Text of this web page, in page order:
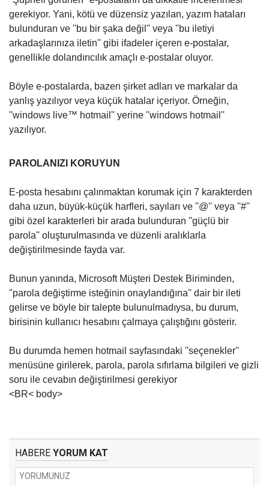
gerekiyor. Yani, kötü ve düzensiz yazılan, yazım hataları
bulunduran ve ''bu bir şaka değil'' veya ''bu iletiyi
arkadaşlarınıza iletin'' gibi ifadeler içeren e-postalar,
genellikle dolandırıcılık amaçlı e-postalar oluyor.
Böyle e-postalarda, bazen şirket adları ve markalar da
yanlış yazılıyor veya küçük hatalar içeriyor. Örneğin,
''windows live™ hotmail'' yerine ''windows hotmail''
yazılıyor.
PAROLANIZI KORUYUN
E-posta hesabını çalınmaktan korumak için 7 karakterden
daha uzun, büyük-küçük harfleri, sayıları ve ''@'' veya ''#''
gibi özel karakterleri bir arada bulunduran ''güçlü bir
parola'' oluşturulmasında ve düzenli aralıklarla
değiştirilmesinde fayda var.
Bunun yanında, Microsoft Müşteri Destek Biriminden,
''parola değiştirme isteğinin onaylandığına'' dair bir ileti
gelirse ve böyle bir talepte bulunulmadıysa, bu durum,
birisinin kullanıcı hesabını çalmaya çalıştığını gösterir.
Bu durumda hemen hotmail sayfasındaki ''seçenekler''
menüsüne girilerek, parola, parola sıfırlama bilgileri ve gizli
soru ile cevabın değiştirilmesi gerekiyor
<BR< body>
HABERE YORUM KAT